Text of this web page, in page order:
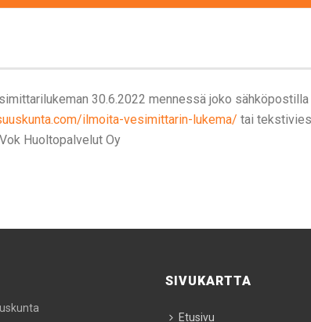
30.6.2022 mennessä joko
ilmoita-vesimittarin-lukema/ tai
Huoltopalvelut Oy
SIVUKARTTA
Etusivu